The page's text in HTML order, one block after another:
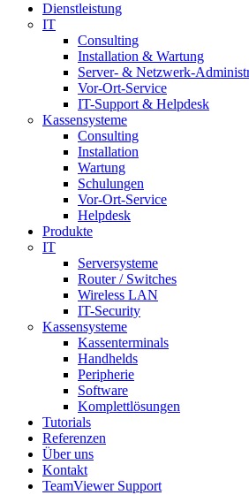
Dienstleistung
IT
Consulting
Installation & Wartung
Server- & Netzwerk-
Vor-Ort-Service
IT-Support & Helpdesk
Kassensysteme
Consulting
Installation
Wartung
Schulungen
Vor-Ort-Service
Helpdesk
Produkte
IT
Serversysteme
Router / Switches
Wireless LAN
IT-Security
Kassensysteme
Kassenterminals
Handhelds
Peripherie
Software
Komplettlösungen
Tutorials
Referenzen
Über uns
Kontakt
TeamViewer Support